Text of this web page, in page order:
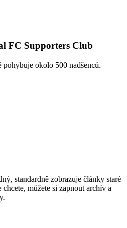
FC Supporters Club
pohybuje okolo 500 nadšenců.
standardně zobrazuje články staré
můžete si zapnout archív a